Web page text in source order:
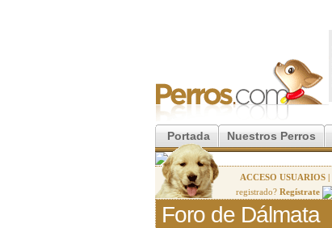
Portada Nuestros Perros
ACCESO USUARIOS |
registrado? Regístrate
Foro de Dálmata